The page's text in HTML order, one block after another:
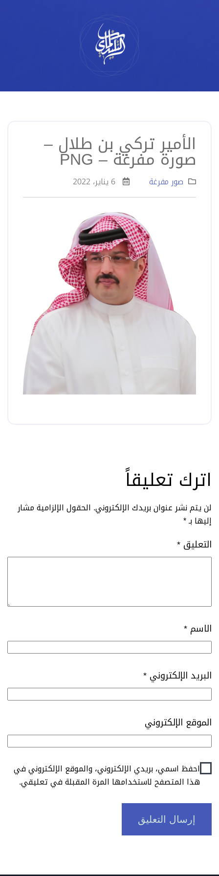
الأمير تركي بن طلال –
صورة مفرغة – PNG
صور مفرغة
اترك تعليقاً
لن يتم نشر عنوان بريدك الإلكتروني. الحقول الإلزامية مشار
إليها بـ*
التعليق *
الاسم *
البريد الإلكتروني *
الموقع الإلكتروني
احفظ اسمي، بريدي الإلكتروني، والموقع الإلكتروني في
هذا المتصفح لاستخدامها المرة المقبلة في تعليقي.